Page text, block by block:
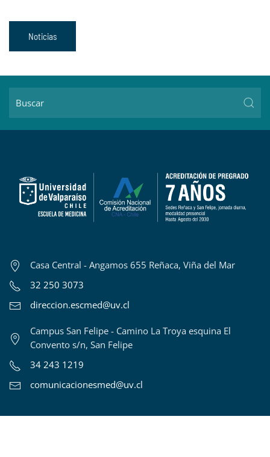
Noticias
Casa Central - Angamos 655 Reñaca, Viña del Mar
32 250 3073
direccion.escmed@uv.cl
Campus San Felipe - Camino La Troya esquina El
Convento s/n, San Felipe
34 243 1219
comunicacionesmed@uv.cl